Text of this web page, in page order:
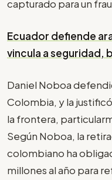
capturado para un
Ecuador defiende
vincula a seguridad,
Daniel Noboa
Colombia, y la
la frontera,
Según Noboa, la
colombiano ha
millones al año para